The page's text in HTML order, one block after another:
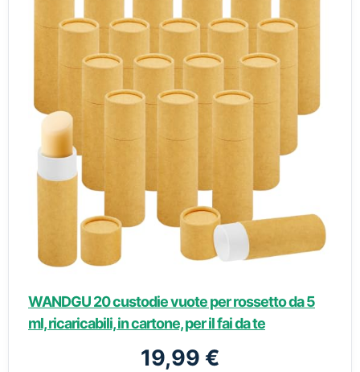
WANDGU 20 custodie vuote per rossetto da 5
ml, ricaricabili, in cartone, per il fai da te
19,99 €